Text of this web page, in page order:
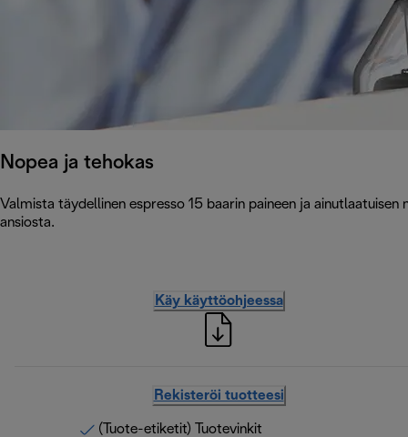
Nopea ja tehokas
Valmista täydellinen espresso 15 baarin paineen ja
ansiosta.
Käy käyttöohjeessa
Rekisteröi tuotteesi
(Tuote-etiketit) Tuotevinkit